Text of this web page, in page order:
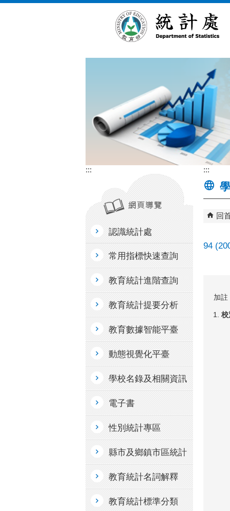
:::
認識統計處
常用指標快速查詢
教育統計進階查詢
教育統計提要分析
教育數據智能平臺
動態視覺化平臺
學校名錄及相關資訊
電子書
性別統計專區
縣市及鄉鎮市區統計
教育統計名詞解釋
教育統計標準分類
:::
回
94
加註
校